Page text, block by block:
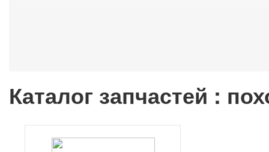
Каталог запчастей :